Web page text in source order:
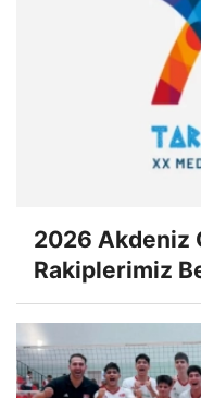
2026 Akdeniz
Rakiplerimiz